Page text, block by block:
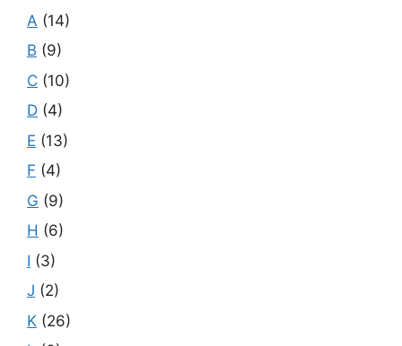
A (14)
B (9)
C (10)
D (4)
E (13)
F (4)
G (9)
H (6)
I (3)
J (2)
K (26)